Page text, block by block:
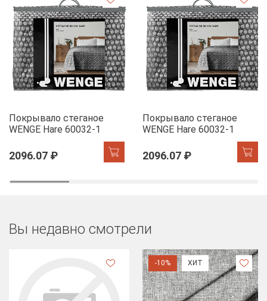
Покрывало стеганое
WENGE Hare 60032-1
2096.07 ₽
Покрывало стеганое
WENGE Hare 60032-1
2096.07 ₽
Вы недавно смотрели
-10% ХИТ